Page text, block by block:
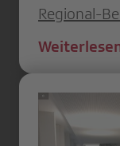
Regional-